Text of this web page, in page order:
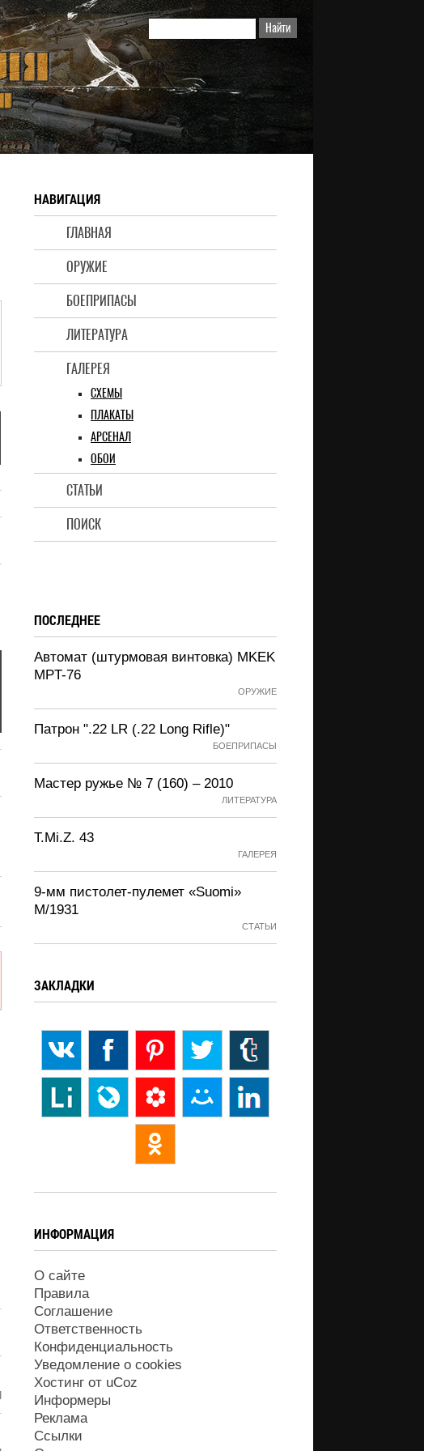
НАВИГАЦИЯ
ГЛАВНАЯ
ОРУЖИЕ
БОЕПРИПАСЫ
ЛИТЕРАТУРА
ГАЛЕРЕЯ
СХЕМЫ
ПЛАКАТЫ
АРСЕНАЛ
ОБОИ
СТАТЬИ
ПОИСК
ПОСЛЕДНЕЕ
Автомат (штурмовая винтовка) MKEK
MPT-76
ОРУЖИЕ
Патрон ".22 LR (.22 Long Rifle)"
БОЕПРИПАСЫ
Мастер ружье № 7 (160) – 2010
ЛИТЕРАТУРА
T.Mi.Z. 43
ГАЛЕРЕЯ
9-мм пистолет-пулемет «Suomi»
М/1931
СТАТЬИ
ЗАКЛАДКИ
ИНФОРМАЦИЯ
О сайте
Правила
Соглашение
Ответственность
Конфиденциальность
Уведомление о cookies
Хостинг от uCoz
Информеры
Реклама
Ссылки